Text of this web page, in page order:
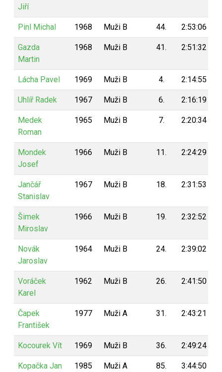
Jiří
Pinl Michal 1968 Muži B 44. 2:53:06
Gazda
Martin
1968 Muži B 41. 2:51:32
Lácha Pavel 1969 Muži B 4. 2:14:55
Uhlíř Radek 1967 Muži B 6. 2:16:19
Medek
Roman
1965 Muži B 7. 2:20:34
Mondek
Josef
1966 Muži B 11. 2:24:29
Jančář
Stanislav
1967 Muži B 18. 2:31:53
Šimek
Miroslav
1966 Muži B 19. 2:32:52
Novák
Jaroslav
1964 Muži B 24. 2:39:02
Voráček
Karel
1962 Muži B 26. 2:41:50
Čapek
František
1977 Muži A 31. 2:43:21
Kocourek Vít 1969 Muži B 36. 2:49:24
Kopačka Jan 1985 Muži A 85. 3:44:50